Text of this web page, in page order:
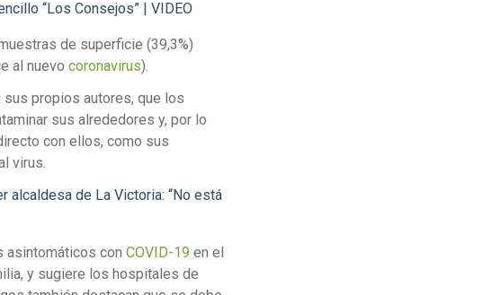
“Los Consejos” | VIDEO
de superficie (39,3%)
al nuevo coronavirus).
propios autores, que los
sus alrededores y, por lo
con ellos, como sus
virus.
alcaldesa de La Victoria: “No está
asintomáticos con COVID-19 en el
y sugiere los hospitales de